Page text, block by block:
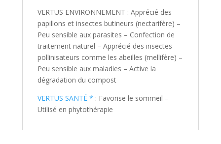
VERTUS ENVIRONNEMENT : Apprécié des
papillons et insectes butineurs (nectarifère) –
Peu sensible aux parasites – Confection de
traitement naturel – Apprécié des insectes
pollinisateurs comme les abeilles (mellifère) –
Peu sensible aux maladies – Active la
dégradation du compost
VERTUS SANTÉ * : Favorise le sommeil –
Utilisé en phytothérapie